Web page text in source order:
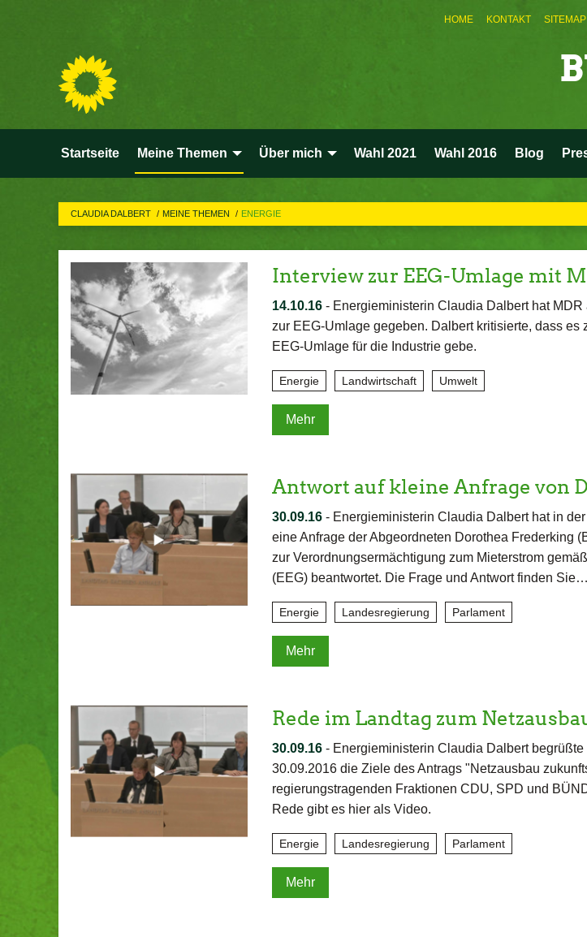
HOME KONTAKT SITEMAP
Startseite Meine Themen Über mich Wahl 2021 Wahl 2016 Blog
CLAUDIA DALBERT MEINE THEMEN ENERGIE
Interview zur EEG-Umlage mit
14.10.16- Energieministerin Claudia Dalbert hat
zur EEG-Umlage gegeben. Dalbert kritisierte, dass es
EEG-Umlage für die Industrie gebe.
Energie Landwirtschaft Umwelt
Mehr
Antwort auf kleine Anfrage von
30.09.16- Energieministerin Claudia Dalbert hat in
eine Anfrage der Abgeordneten Dorothea Frederking
zur Verordnungsermächtigung zum Mieterstrom
(EEG) beantwortet. Die Frage und Antwort finden Sie…
Energie Landesregierung Parlament
Mehr
Rede im Landtag zum
30.09.16- Energieministerin Claudia Dalbert
30.09.2016 die Ziele des Antrags "Netzausbau
regierungstragenden Fraktionen CDU, SPD und
Rede gibt es hier als Video.
Energie Landesregierung Parlament
Mehr